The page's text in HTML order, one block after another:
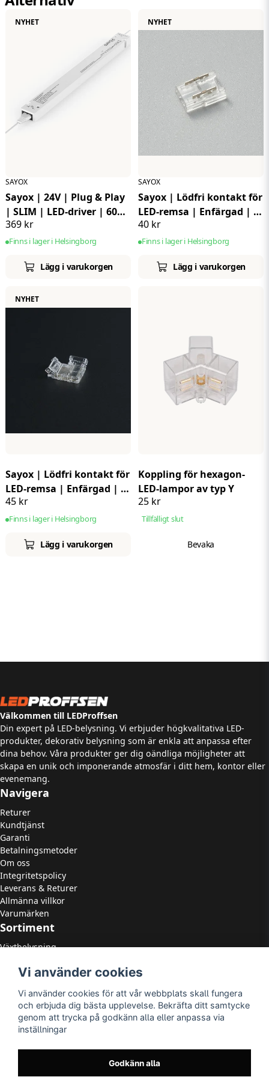
SAYOX
Sayox | 24V | Plug & Play
| SLIM | LED-driver | 60W
| Med 1,5 meter
strömkabel | IP20
369 kr
Finns i lager i Helsingborg
Lägg i varukorgen
NYHET
SAYOX
Sayox | Lödfri kontakt för
LED-remsa | Enfärgad | 8
mm | Strip-to-Strip | IP20
| 4-pack
40 kr
Finns i lager i Helsingborg
Lägg i varukorgen
NYHET
Sayox | Lödfri kontakt för
LED-remsa | Enfärgad | 8
mm | L-formad hörn |
IP20 | 4-pack
45 kr
Finns i lager i Helsingborg
Lägg i varukorgen
NYHET
Koppling för hexagon-
LED-lampor av typ Y
25 kr
Tillfälligt slut
Bevaka
Uppladdningsbar
Diameter
26,2 mm
Välkommen till LEDProffsen
Din expert på LED-belysning. Vi erbjuder högkvalitativa LED-
produkter, dekorativ belysning som är enkla att anpassa efter
dina behov. Våra produkter ger dig oändliga möjligheter att
skapa en unik och imponerande atmosfär i ditt hem, kontor eller
evenemang.
Navigera
Returer
Kundtjänst
Garanti
Betalningsmetoder
Om oss
Integritetspolicy
Leverans & Returer
Allmänna villkor
Varumärken
Sortiment
Växtbelysning
LED Paneler
LED Downlights
LED Takarmaturer
Tillbehör
OUTLED
LED-lister
Vi använder cookies
Vi använder cookies för att vår webbplats skall fungera
och erbjuda dig bästa upplevelse. Bekräfta ditt samtycke
genom att trycka på godkänn alla eller anpassa via
inställningar
Godkänn alla